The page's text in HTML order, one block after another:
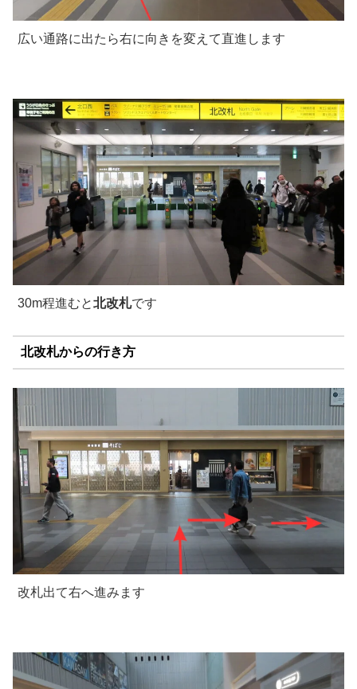
広い通路に出たら右に向きを変えて直進します
30m程進むと北改札です
北改札からの行き方
改札出て右へ進みます